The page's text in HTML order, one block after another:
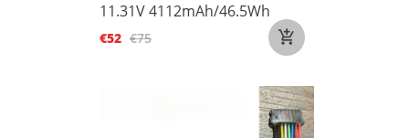
11.31V4112mAh/46.5Wh
€52 €75